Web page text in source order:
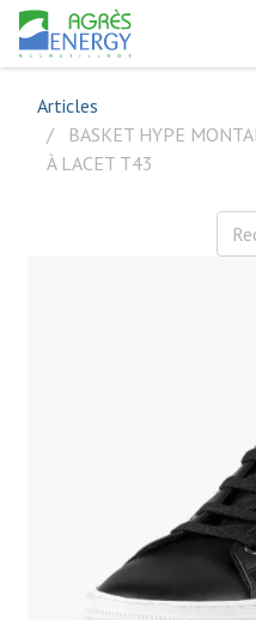
Articles
BASKET HYPE
À LACET T43